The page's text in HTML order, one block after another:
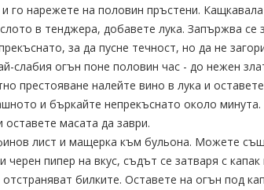
го нарежете на половин пръстени.
в тенджера, добавете лука. Запържва се
за да пусне течност, но да не
слабия огън поне половин час - до нежен
престояване налейте вино в лука и
и бъркайте непрекъснато около
оставете масата да заври.
лист и мащерка към бульона. Можете
черен пипер на вкус, съдът се затваря с
билките. Оставете на огън под